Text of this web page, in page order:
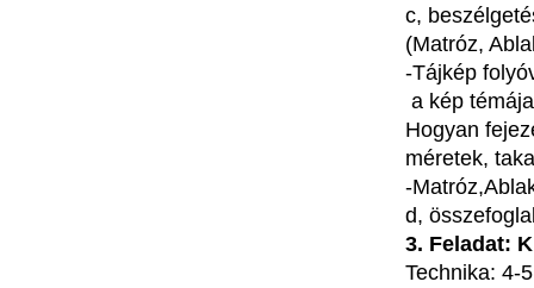
c,
(Matróz,
-Tájkép
a kép témája
Hogyan
méretek,
-Matróz,
d,
3. Feladat:
Technika: 4-